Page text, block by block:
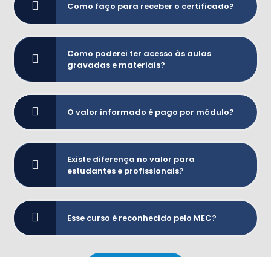
Como faço para receber o certificado?
Como poderei ter acesso às aulas
gravadas e materiais?
O valor informado é pago por módulo?
Existe diferença no valor para
estudantes e profissionais?
Esse curso é reconhecido pelo MEC?